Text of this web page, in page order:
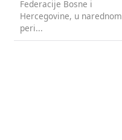
Federacije Bosne i
Hercegovine, u narednom
peri...